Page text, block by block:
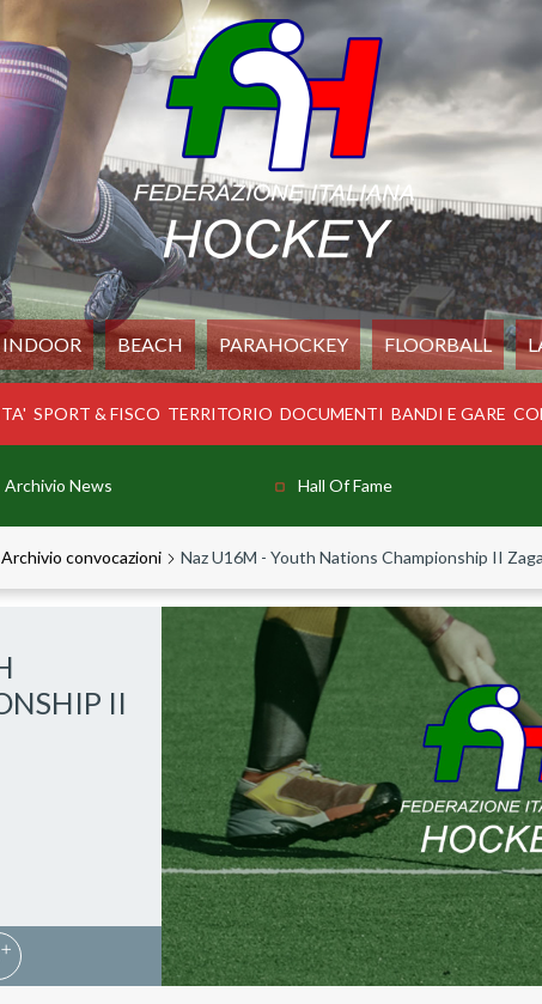
INDOOR BEACH PARAHOCKEY FLOORBALL
SPORT & FISCO TERRITORIO DOCUMENTI BANDI E GARE
Archivio News Hall Of Fame
Archivio convocazioni Naz U16M - Youth Nations Championship II
II